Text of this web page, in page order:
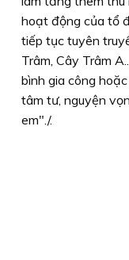
hoạt động của tổ
tiếp tục tuyên
Trâm, Cây Trâm
bình gia công
tâm tư, nguyện
em"./.